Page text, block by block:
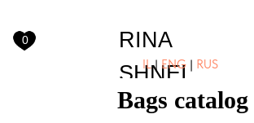
RINA
SHNEI
ENG | RUS
Bags catalog